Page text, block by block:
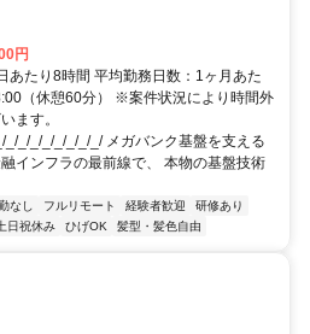
円
あたり8時間 平均勤務日数：1ヶ月あた
（休憩60分） ※案件状況により時間外
ます。
_/_/_/_/_/_/_/ メガバンク基盤を支える
インフラの最前線で、 本物の基盤技術
なし フルリモート 経験者歓迎
研修あり
日祝休み ひげOK 髪型・髪色自由